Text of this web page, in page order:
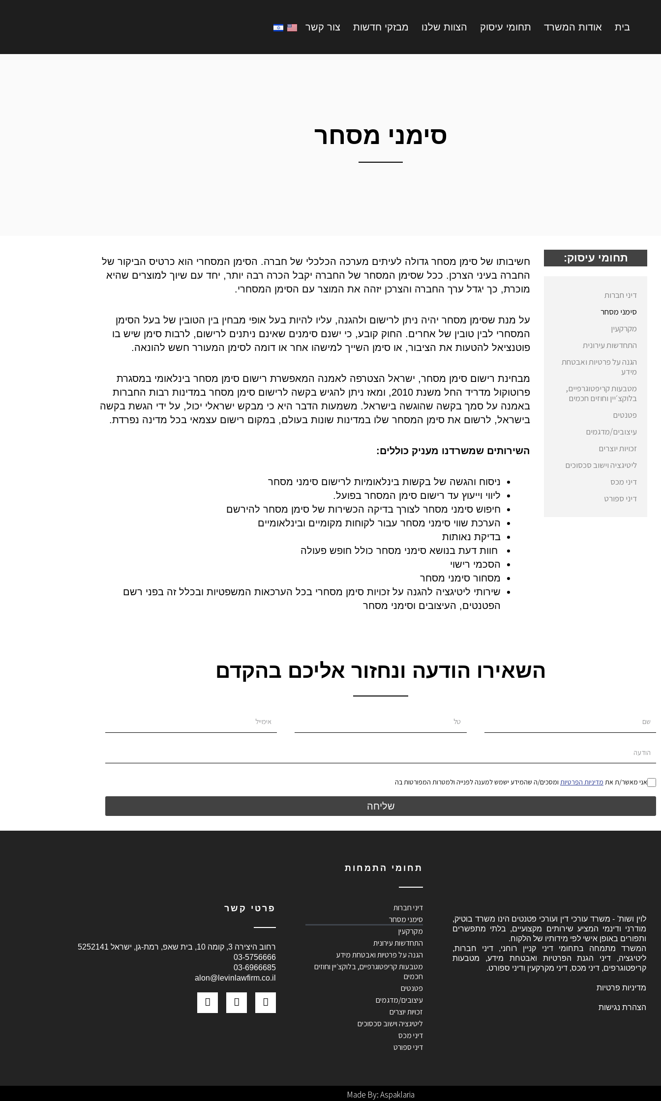
בית אודות המשרד תחומי עיסוק הצוות שלנו מבזקי חדשות צור קשר
סימני מסחר
תחומי עיסוק:
דיני חברות
סימני מסחר
מקרקעין
התחדשות עירונית
הגנה על פרטיות ואבטחת
מידע
מטבעות קריפטוגרפיים,
בלוקצ׳יין וחוזים חכמים
פטנטים
עיצובים/מדגמים
זכויות יוצרים
ליטיגציה וישוב סכסוכים
דיני מכס
דיני ספורט
חשיבותו של סימן מסחר גדולה לעיתים מערכה הכלכלי של חברה. הסימן המסחרי הוא כרטיס הביקור של
החברה בעיני הצרכן. ככל שסימן המסחר של החברה יקבל הכרה רבה יותר, יחד עם שיוך למוצרים שהיא
מוכרת, כך יגדל ערך החברה והצרכן יזהה את המוצר עם הסימן המסחרי.
על מנת שסימן מסחר יהיה ניתן לרישום ולהגנה, עליו להיות בעל אופי מבחין בין הטובין של בעל הסימן
המסחרי לבין טובין של אחרים. החוק קובע, כי ישנם סימנים שאינם ניתנים לרישום, לרבות סימן שיש בו
פוטנציאל להטעות את הציבור, או סימן השייך למישהו אחר או דומה לסימן המעורר חשש להונאה.
מבחינת רישום סימן מסחר, ישראל הצטרפה לאמנה המאפשרת רישום סימן מסחר בינלאומי במסגרת
פרוטוקול מדריד החל משנת 2010, ומאז ניתן להגיש בקשה לרישום סימן מסחר במדינות רבות החברות
באמנה על סמך בקשה שהוגשה בישראל. משמעות הדבר היא כי מבקש ישראלי יכול, על ידי הגשת בקשה
בישראל, לרשום את סימן המסחר שלו במדינות שונות בעולם, במקום רישום עצמאי בכל מדינה נפרדת.
השירותים שמשרדנו מעניק כוללים:
ניסוח והגשה של בקשות בינלאומיות לרישום סימני מסחר
ליווי וייעוץ עד רישום סימן המסחר בפועל.
חיפוש סימני מסחר לצורך בדיקה הכשירות של סימן מסחר להירשם
הערכת שווי סימני מסחר עבור לקוחות מקומיים ובינלאומיים
בדיקת נאותות
חוות דעת בנושא סימני מסחר כולל חופש פעולה
הסכמי רישוי
מסחור סימני מסחר
שירותי ליטיגציה להגנה על זכויות סימן מסחרי בכל הערכאות המשפטיות ובכלל זה בפני רשם
הפטנטים, העיצובים וסימני מסחר
השאירו הודעה ונחזור אליכם בהקדם
אני מאשר/ת את מדיניות הפרטיות ומסכים/ה שהמידע ישמש למענה לפנייה ולמטרות המפורטות בה
שליחה
לוין ושות' - משרד עורכי דין ועורכי פטנטים הינו משרד בוטיק,
מודרני ודינמי המציע שירותים מקצועיים, בלתי מתפשרים
ותפורים באופן אישי לפי מידותיו של הלקוח.
המשרד מתמחה בתחומי דיני קניין רוחני, דיני חברות,
ליטיגציה, דיני הגנת הפרטיות ואבטחת מידע, מטבעות
קריפטוגרפים, דיני מכס, דיני מקרקעין ודיני ספורט.
מדיניות פרטיות
הצהרת נגישות
תחומי התמחות
דיני חברות
סימני מסחר
מקרקעין
התחדשות עירונית
הגנה על פרטיות ואבטחת מידע
מטבעות קריפטוגרפיים, בלוקצ׳יין וחוזים
חכמים
פטנטים
עיצובים/מדגמים
זכויות יוצרים
ליטיגציה וישוב סכסוכים
דיני מכס
דיני ספורט
פרטי קשר
רחוב היצירה 3, קומה 10, בית שאפ, רמת-גן, ישראל 5252141
03-5756666
03-6966685
alon@levinlawfirm.co.il
Made By: Aspaklaria